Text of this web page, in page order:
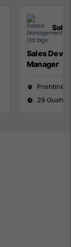
Sales
Manager
Prishtinë
29 Gusht